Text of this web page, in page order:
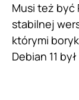
Musi też być
stabilnej
którymi
Debian 11